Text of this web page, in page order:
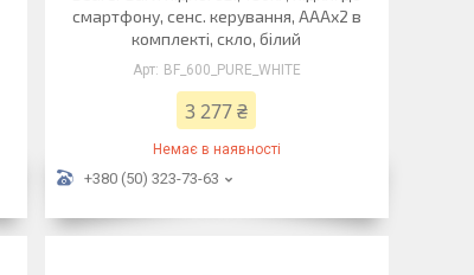
смартфону, сенс. керування, AAAх2 в
комплекті, скло, білий
BF_600_PURE_WHITE
3 277 ₴
Немає в наявності
+380 (50) 323-73-63